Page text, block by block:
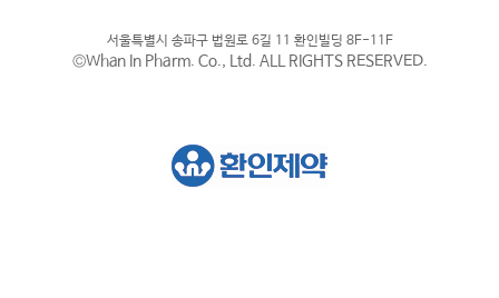
서울특별시 송파구 법원로 6길 11 환인빌딩 8F-11F
©Whan In Pharm. Co., Ltd. ALL RIGHTS RESERVED.